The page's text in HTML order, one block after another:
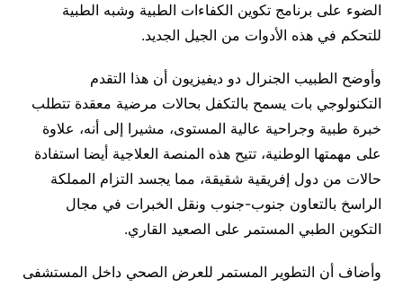
الضوء على برنامج تكوين الكفاءات الطبية وشبه الطبية
للتحكم في هذه الأدوات من الجيل الجديد.
وأوضح الطبيب الجنرال دو ديفيزيون أن هذا التقدم
التكنولوجي بات يسمح بالتكفل بحالات مرضية معقدة تتطلب
خبرة طبية وجراحية عالية المستوى، مشيرا إلى أنه، علاوة
على مهمتها الوطنية، تتيح هذه المنصة العلاجية أيضا استفادة
حالات من دول إفريقية شقيقة، مما يجسد التزام المملكة
الراسخ بالتعاون جنوب-جنوب ونقل الخبرات في مجال
التكوين الطبي المستمر على الصعيد القاري.
وأضاف أن التطوير المستمر للعرض الصحي داخل المستشفى